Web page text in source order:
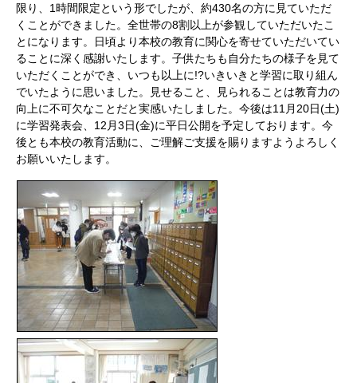
限り、1時間限定という形でしたが、約430名の方に見ていただ
くことができました。全世帯の8割以上が参観していただいたこ
とになります。日頃より本校の教育に関心を寄せていただいてい
ることに深く感謝いたします。子供たちも自分たちの様子を見て
いただくことができ、いつも以上に!?いきいきと学習に取り組ん
でいたように思いました。見せること、見られることは教育力の
向上に不可欠なことだと実感いたしました。今後は11月20日(土)
に学習発表会、12月3日(金)に平日公開を予定しております。今
後とも本校の教育活動に、ご理解ご支援を賜りますようよろしく
お願いいたします。